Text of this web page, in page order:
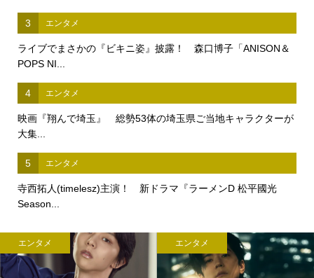
3 エンタメ
ライブでまさかの『ビキニ姿』披露！ 森口博子「ANISON＆
POPS NI...
4 エンタメ
映画『翔んで埼玉』 総勢53体の埼玉県ご当地キャラクターが
大集...
5 エンタメ
寺西拓人(timelesz)主演！ 新ドラマ『ラーメンD 松平國光
Season...
エンタメ エンタメ